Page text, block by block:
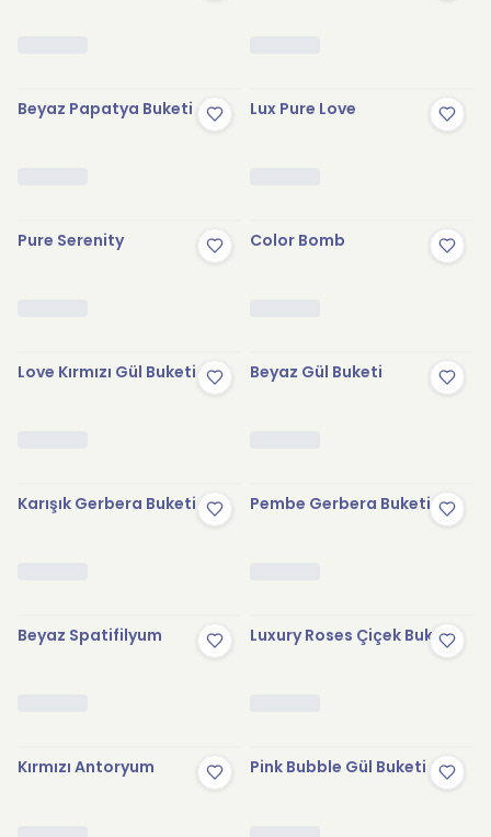
Beyaz Papatya Buketi Lux Pure Love
Pure Serenity Color Bomb
Love Kırmızı Gül Buketi Beyaz Gül Buketi
Karışık Gerbera Buketi Pembe Gerbera Buketi
Beyaz Spatifilyum Luxury Roses Çiçek Buketi
Kırmızı Antoryum Pink Bubble Gül Buketi